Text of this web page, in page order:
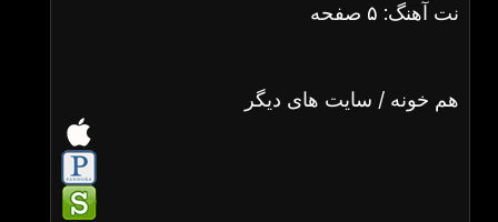
نت آهنگ: ۵ صفحه
هم خونه / سایت های دیگر